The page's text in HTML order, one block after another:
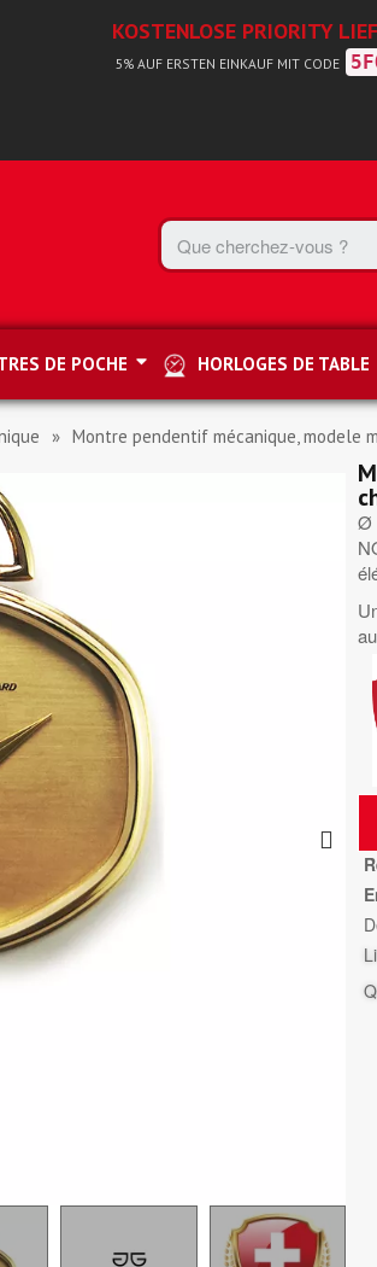
KOSTENLOSE PRIORITY
5% AUF ERSTEN EINKAUF MIT CODE
DE POCHE HORLOGES DE TABLE
Montre pendentif mécanique, modele
Ø